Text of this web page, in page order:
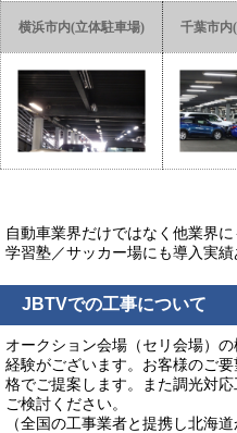
横浜市内(立体駐車場) 千葉市内
自動車業界だけではなく他業界に
学習塾／サッカー場にも導入実績
JBTVでの工事について
オークション会場（セリ会場）
経験がございます。お客様のご
格でご提案します。また調光対
ご検討ください。
（全国の工事業者と提携し北海